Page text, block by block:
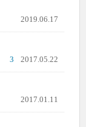
2019.06.17
2017.05.22
3
2017.01.11